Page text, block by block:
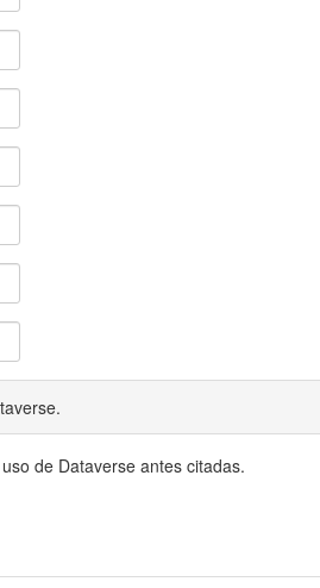
de Dataverse antes citadas.